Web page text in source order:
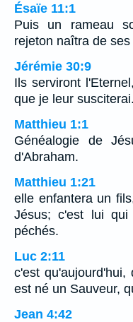
Ésaïe 11:1
Puis un rameau
rejeton naîtra de ses
Jérémie 30:9
Ils serviront
que je leur susciterai.
Matthieu 1:1
Généalogie de
d'Abraham.
Matthieu 1:21
elle enfantera un
Jésus; c'est lui
péchés.
Luc 2:11
c'est
est né un Sauveur,
Jean 4:42